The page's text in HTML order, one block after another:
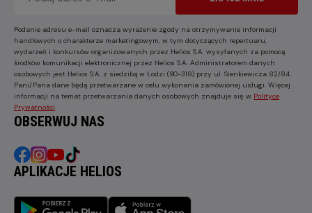
Podanie adresu e-mail oznacza wyrażenie zgody na otrzymywanie informacji
handlowych o charakterze marketingowym, w tym dotyczących repertuaru,
wydarzeń i konkursów organizowanych przez Helios S.A. wysyłanych za pomocą
środków komunikacji elektronicznej przez Helios S.A. Administratorem danych
osobowych jest Helios S.A. z siedzibą w Łodzi (90-318) przy ul. Sienkiewicza 82/84.
Pani/Pana dane będą przetwarzane w celu wykonania zamówionej usługi. Więcej
informacji na temat przetwarzania danych osobowych znajduje się w Polityce
Prywatności.
OBSERWUJ NAS
APLIKACJE HELIOS